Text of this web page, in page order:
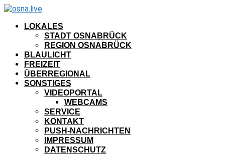
LOKALES
STADT OSNABRÜCK
REGION OSNABRÜCK
BLAULICHT
FREIZEIT
ÜBERREGIONAL
SONSTIGES
VIDEOPORTAL
WEBCAMS
SERVICE
KONTAKT
PUSH-NACHRICHTEN
IMPRESSUM
DATENSCHUTZ